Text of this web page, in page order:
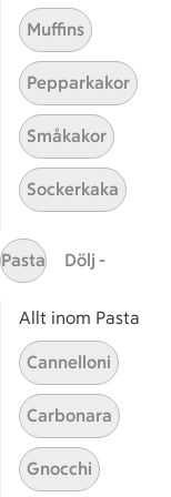
Relaterade
Hemmagjord sylt
Svartvinbärssylt
Start
Muffins
Pepparkakor
Småkakor
Sockerkaka
Pasta Dölj -
Allt inom Pasta
Cannelloni
Carbonara
Gnocchi